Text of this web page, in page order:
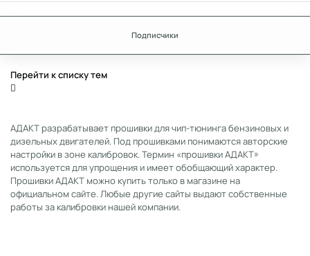
Подписчики
Перейти к списку тем
АДАКТ разрабатывает прошивки для чип-тюнинга бензиновых и
дизельных двигателей. Под прошивками понимаются авторские
настройки в зоне калибровок. Термин «прошивки АДАКТ»
используется для упрощения и имеет обобщающий характер.
Прошивки АДАКТ можно купить только в магазине на
официальном сайте. Любые другие сайты выдают собственные
работы за калибровки нашей компании.